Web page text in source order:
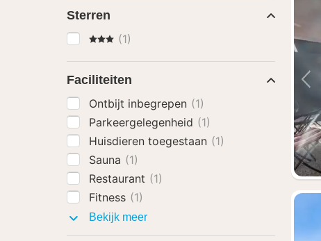
Sterren
3 Sterren
(1)
Faciliteiten
Ontbijt inbegrepen (1)
Parkeergelegenheid (1)
Huisdieren toegestaan (1)
Sauna (1)
Restaurant (1)
Fitness (1)
Bekijk meerFaciliteiten